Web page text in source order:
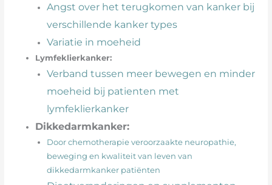
Angst over het terugkomen van kanker bij
verschillende kanker types
Variatie in moeheid
Lymfeklierkanker:
Verband tussen meer bewegen en minder
moeheid bij patienten met
lymfeklierkanker
Dikkedarmkanker:
Door chemotherapie veroorzaakte neuropathie,
beweging en kwaliteit van leven van
dikkedarmkanker patiënten